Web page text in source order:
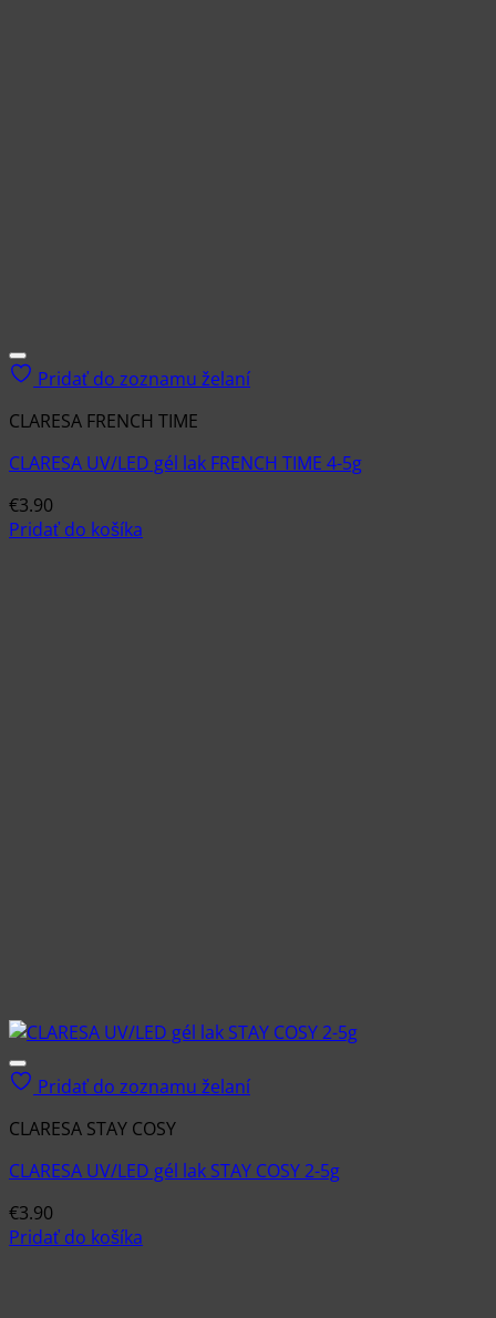
Pridať do zoznamu želaní
CLARESA FRENCH TIME
CLARESA UV/LED gél lak FRENCH TIME 4-5g
€3.90
Pridať do košíka
Pridať do zoznamu želaní
CLARESA STAY COSY
CLARESA UV/LED gél lak STAY COSY 2-5g
€3.90
Pridať do košíka